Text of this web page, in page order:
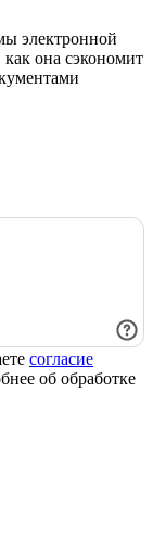
электронной
она сэкономит
согласие
об обработке